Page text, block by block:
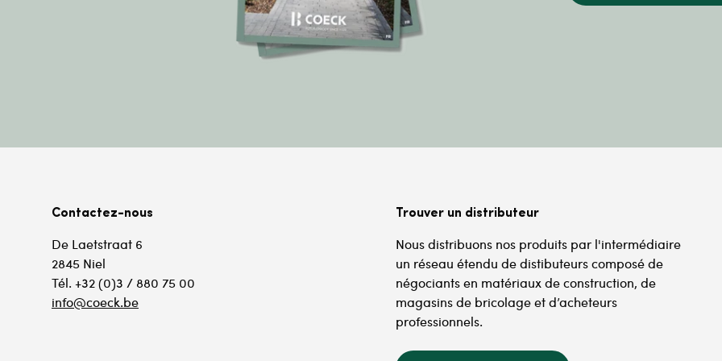
Contactez-nous
De Laetstraat 6
2845 Niel
Tél. +32 (0)3 / 880 75 00
info@coeck.be
Trouver un distributeur
Nous distribuons nos produits par l'intermédiaire
un réseau étendu de distibuteurs composé de
négociants en matériaux de construction, de
magasins de bricolage et d’acheteurs
professionnels.